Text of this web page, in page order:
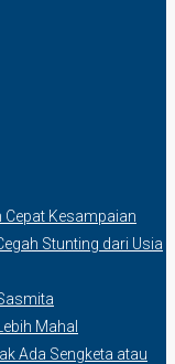
Kesampaian
Stunting dari Usia
Mahal
Ada Sengketa atau